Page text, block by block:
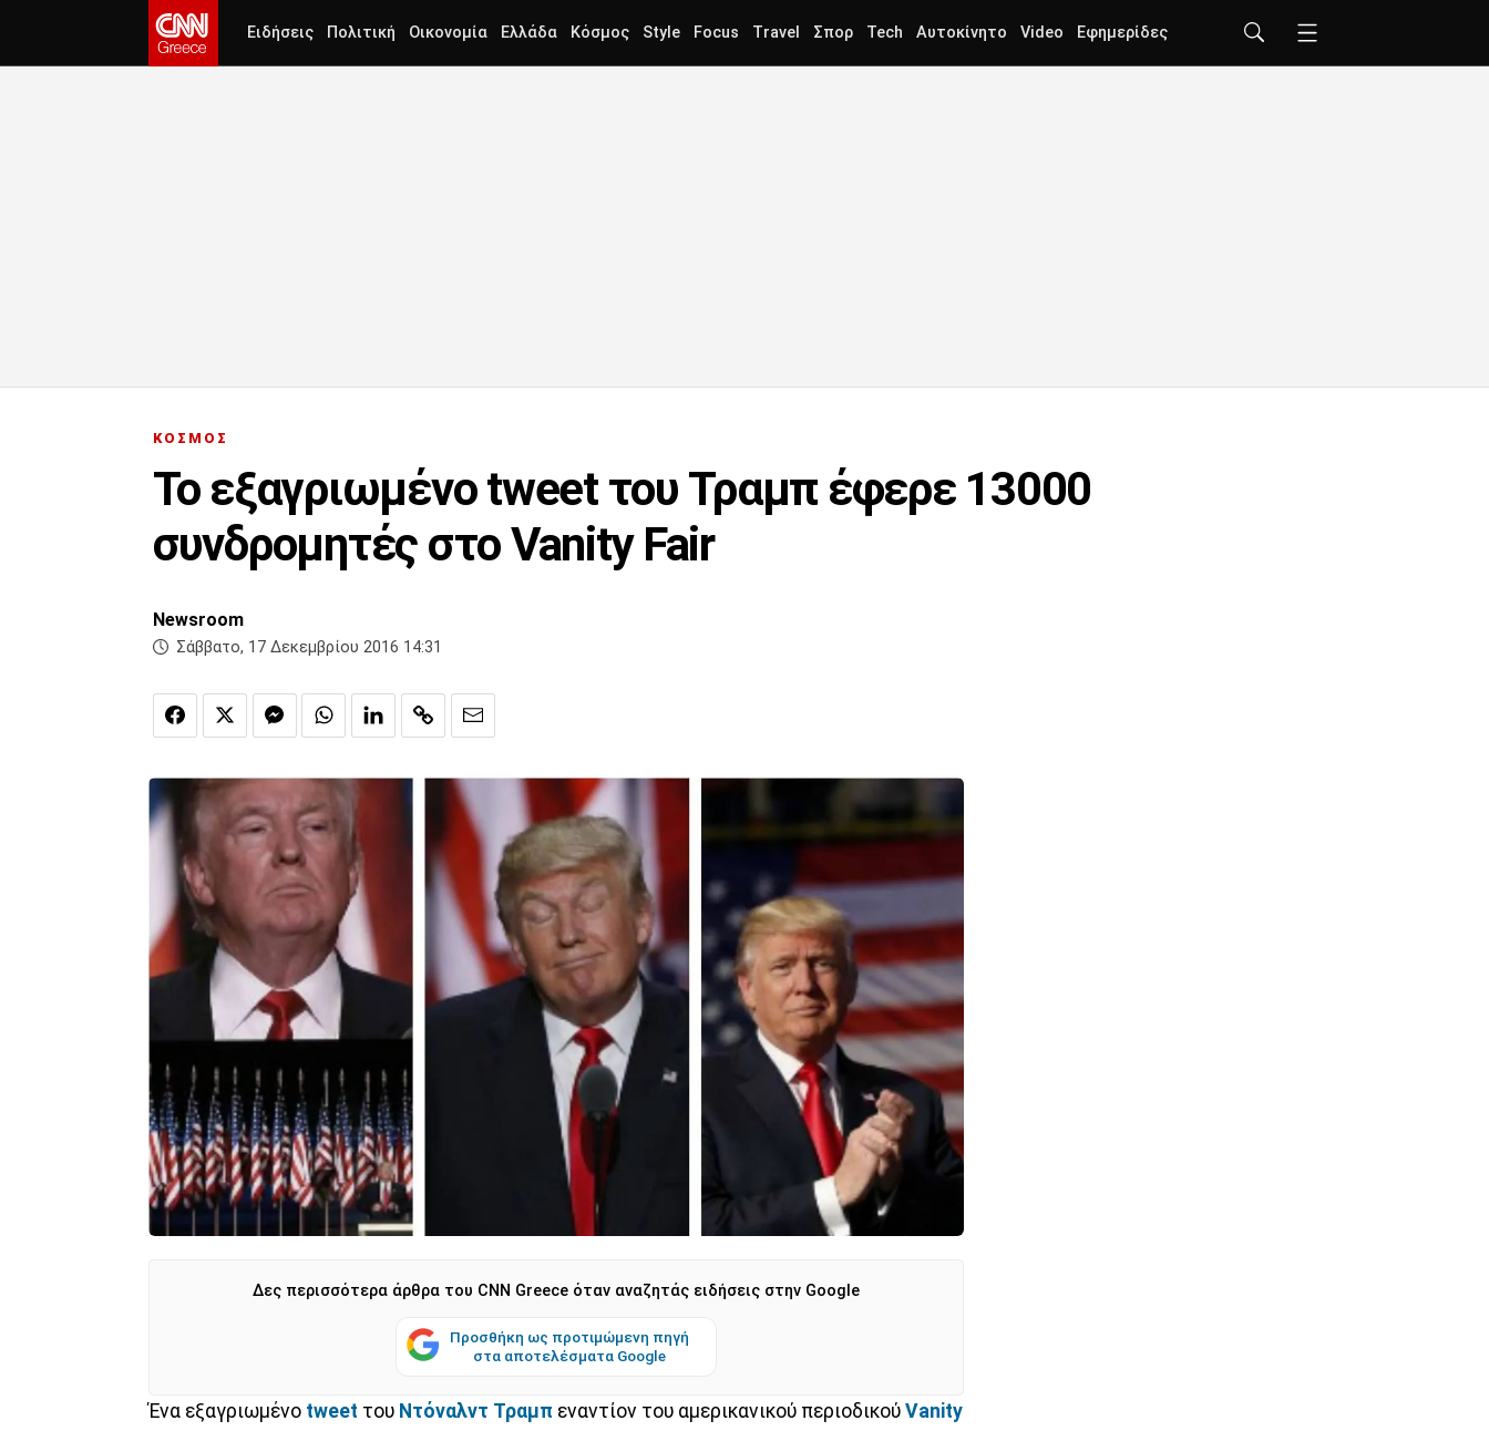
Ειδήσεις Πολιτική Οικονομία Ελλάδα Κόσμος Style Focus Travel Σπορ Tech Αυτοκίνητο Video Εφημερίδες
ΚΟΣΜΟΣ
Το εξαγριωμένο tweet του Τραμπ έφερε 13000
συνδρομητές στο Vanity Fair
Newsroom
Σάββατο, 17 Δεκεμβρίου 2016 14:31
Δες περισσότερα άρθρα του CNN Greece όταν αναζητάς ειδήσεις στην Google
Προσθήκη ως προτιμώμενη πηγή
στα αποτελέσματα Google
Ένα εξαγριωμένο tweet του Ντόναλντ Τραμπ εναντίον του αμερικανικού περιοδικού Vanity